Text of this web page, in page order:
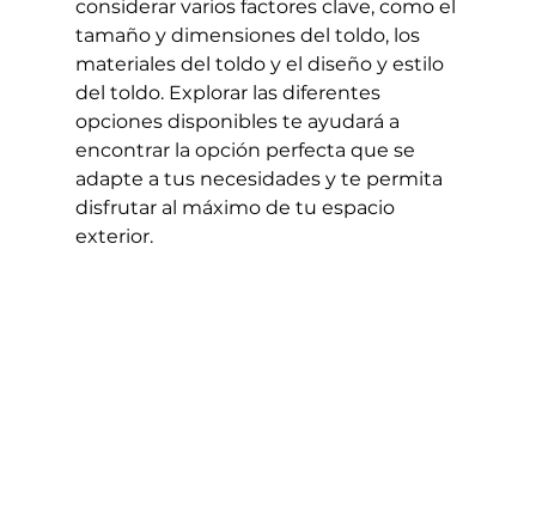
considerar varios factores clave, como el
tamaño y dimensiones del toldo, los
materiales del toldo y el diseño y estilo
del toldo. Explorar las diferentes
opciones disponibles te ayudará a
encontrar la opción perfecta que se
adapte a tus necesidades y te permita
disfrutar al máximo de tu espacio
exterior.